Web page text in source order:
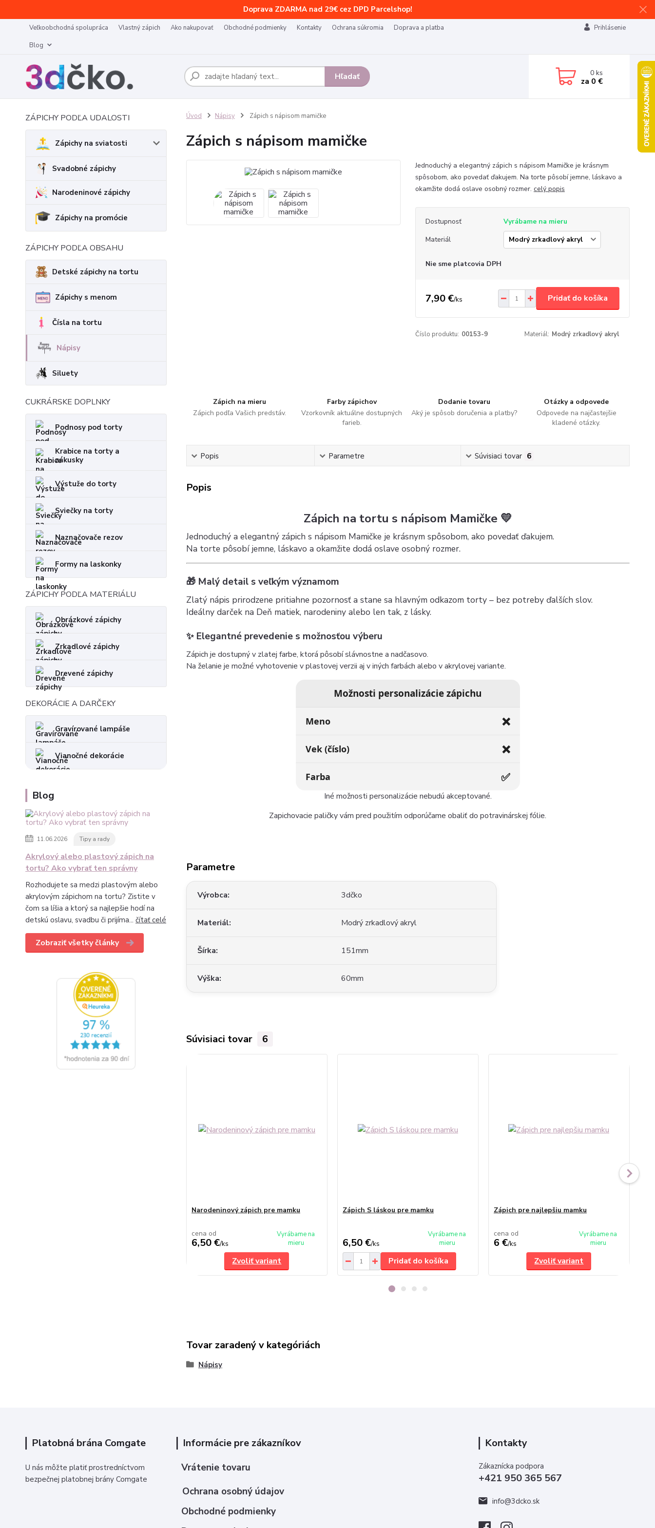
Doprava ZDARMA nad 29€ cez DPD Parcelshop!
Veľkoobchodná spolupráca Vlastný zápich Ako nakupovať Obchodné podmienky Kontakty Ochrana súkromia
Doprava a platba
Blog
Prihlásenie
Hľadať 0ks
za 0 €
ZÁPICHY PODĽA UDALOSTI
Zápichy na sviatosti
Svadobné zápichy
Narodeninové zápichy
Zápichy na promócie
ZÁPICHY PODĽA OBSAHU
Detské zápichy na tortu
Zápichy s menom
Čísla na tortu
Nápisy
Siluety
CUKRÁRSKE DOPLNKY
Podnosy pod torty
Krabice na torty a
zákusky
Výstuže do torty
Sviečky na torty
Naznačovače rezov
Formy na laskonky
ZÁPICHY PODĽA MATERIÁLU
Obrázkové zápichy
Zrkadlové zápichy
Drevené zápichy
DEKORÁCIE A DARČEKY
Gravírované lampáše
Vianočné dekorácie
Blog
11.06.2026 Tipy a rady
Akrylový alebo plastový zápich na
tortu? Ako vybrať ten správny
Rozhodujete sa medzi plastovým alebo
akrylovým zápichom na tortu? Zistite v
čom sa líšia a ktorý sa najlepšie hodí na
detskú oslavu, svadbu či prijíma... čítať celé
Zobraziť všetky články
Úvod Nápisy Zápich s nápisom mamičke
Zápich s nápisom mamičke
Jednoduchý a elegantný zápich s nápisom Mamičke je krásnym
spôsobom, ako povedať ďakujem. Na torte pôsobí jemne, láskavo a
okamžite dodá oslave osobný rozmer. celý popis
Dostupnosť
Vyrábame na mieru
Materiál
Nie sme platcovia DPH
7,90 €/ks Pridať do košíka
Číslo produktu: 00153-9 Materiál: Modrý zrkadlový akryl
Zápich na mieru
Zápich podľa Vašich predstáv.
Farby zápichov
Vzorkovník aktuálne dostupných
farieb.
Dodanie tovaru
Aký je spôsob doručenia a platby?
Otázky a odpovede
Odpovede na najčastejšie
kladené otázky.
Popis Parametre Súvisiaci tovar 6
Popis
Zápich na tortu s nápisom Mamičke 💛
Jednoduchý a elegantný zápich s nápisom Mamičke je krásnym spôsobom, ako povedať ďakujem.
Na torte pôsobí jemne, láskavo a okamžite dodá oslave osobný rozmer.
🎁 Malý detail s veľkým významom
Zlatý nápis prirodzene pritiahne pozornosť a stane sa hlavným odkazom torty – bez potreby ďalších slov.
Ideálny darček na Deň matiek, narodeniny alebo len tak, z lásky.
✨ Elegantné prevedenie s možnosťou výberu
Zápich je dostupný v zlatej farbe, ktorá pôsobí slávnostne a nadčasovo.
Na želanie je možné vyhotovenie v plastovej verzii aj v iných farbách alebo v akrylovej variante.
Možnosti personalizácie zápichu
Meno ❌
Vek (číslo) ❌
Farba ✅
Iné možnosti personalizácie nebudú akceptované.
Zapichovacie paličky vám pred použitím odporúčame obaliť do potravinárskej fólie.
Parametre
Výrobca 3dčko
Materiál Modrý zrkadlový akryl
Šírka 151mm
Výška 60mm
Súvisiaci tovar 6
Narodeninový zápich pre mamku
cena od
6,50 €/ks
Vyrábame na
mieru
Zvoliť variant
Zápich S láskou pre mamku
6,50 €/ks
Vyrábame na
mieru
Pridať do košíka
Zápich pre najlepšiu mamku
cena od
6 €/ks
Vyrábame na
mieru
Zvoliť variant
Tovar zaradený v kategóriách
Nápisy
Platobná brána Comgate
U nás môžte platiť prostredníctvom
bezpečnej platobnej brány Comgate
Informácie pre zákazníkov
Vrátenie tovaru
Ochrana osobný údajov
Obchodné podmienky
Kontakty
Zákaznícka podpora
+421 950 365 567
info@3dcko.sk